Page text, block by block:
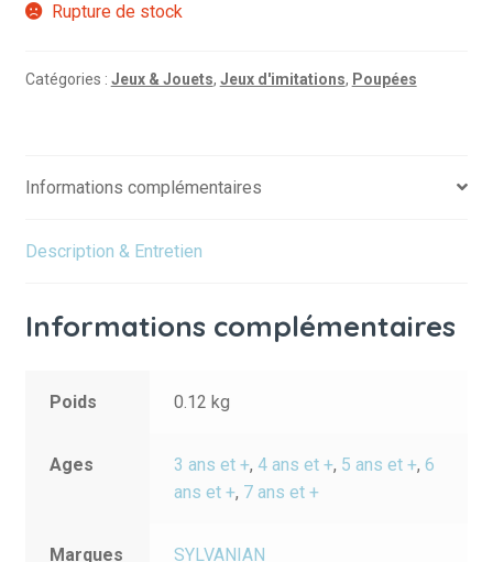
Rupture de stock
Catégories : Jeux & Jouets, Jeux d'imitations, Poupées
Informations complémentaires
Description & Entretien
Informations complémentaires
Poids 0.12 kg
Ages 3 ans et +,4 ans et +, 5 ans et +,6
ans et +, 7 ans et +
Marques SYLVANIAN